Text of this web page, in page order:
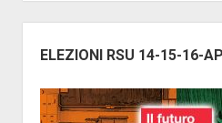
laterale
ELEZIONI RSU 14-15-16-